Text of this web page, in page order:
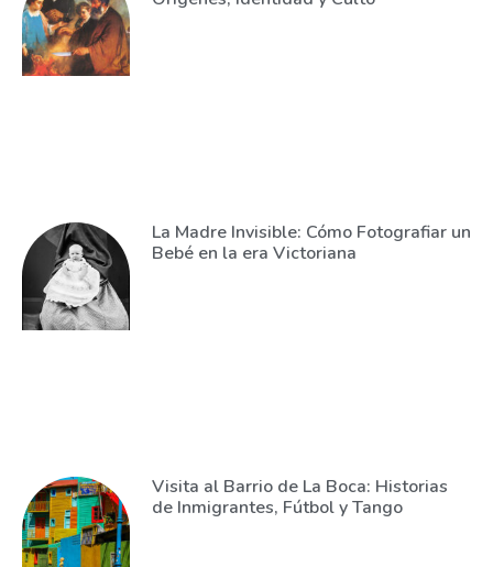
La Madre Invisible: Cómo Fotografiar un
Bebé en la era Victoriana
Visita al Barrio de La Boca: Historias
de Inmigrantes, Fútbol y Tango